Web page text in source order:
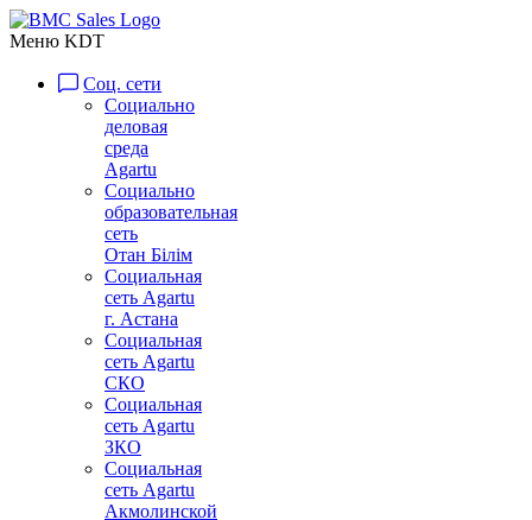
Меню KDT
Соц. сети
Социально
деловая
среда
Agartu
Социально
образовательная
сеть
Отан Бiлiм
Социальная
сеть Agartu
г. Астана
Социальная
сеть Agartu
СКО
Социальная
сеть Agartu
ЗКО
Социальная
сеть Agartu
Акмолинской